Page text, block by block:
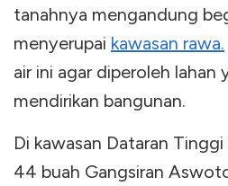
tanahnya mengandung
menyerupai kawasan rawa.
air ini agar diperoleh lahan
mendirikan bangunan.
Di kawasan Dataran
44 buah Gangsiran